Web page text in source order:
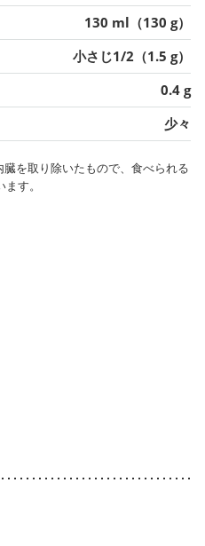
130 ml（130 g）
小さじ1/2（1.5 g）
0.4 g
少々
を取り除いたもので、食べられる
す。